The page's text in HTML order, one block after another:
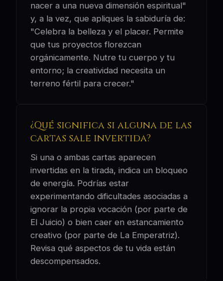
nacer a una nueva dimensión espiritual"
y, a la vez, que apliques la sabiduría de:
"Celebra la belleza y el placer. Permite
que tus proyectos florezcan
orgánicamente. Nutre tu cuerpo y tu
entorno; la creatividad necesita un
terreno fértil para crecer."
¿Qué significa si alguna de las
cartas sale invertida?
Si una o ambas cartas aparecen
invertidas en la tirada, indica un bloqueo
de energía. Podrías estar
experimentando dificultades asociadas a
ignorar la propia vocación (por parte de
El Juicio) o bien caer en estancamiento
creativo (por parte de La Emperatriz).
Revisa qué aspectos de tu vida están
descompensados.